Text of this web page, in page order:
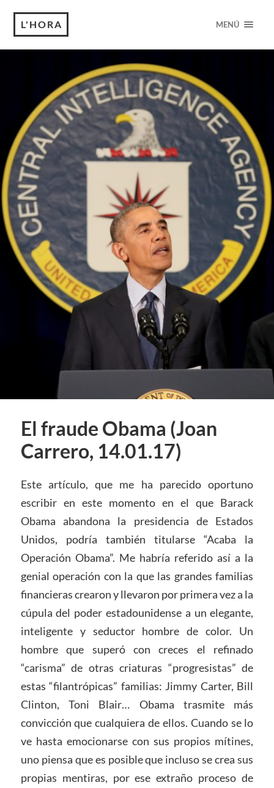
L'HORA MENÚ
El fraude Obama (Joan
Carrero, 14.01.17)
Este artículo, que me ha parecido oportuno
escribir en este momento en el que Barack
Obama abandona la presidencia de Estados
Unidos, podría también titularse “Acaba la
Operación Obama”. Me habría referido así a la
genial operación con la que las grandes familias
financieras crearon y llevaron por primera vez a la
cúpula del poder estadounidense a un elegante,
inteligente y seductor hombre de color. Un
hombre que superó con creces el refinado
“carisma” de otras criaturas “progresistas” de
estas “filantrópicas” familias: Jimmy Carter, Bill
Clinton, Toni Blair… Obama trasmite más
convicción que cualquiera de ellos. Cuando se lo
ve hasta emocionarse con sus propios mítines,
uno piensa que es posible que incluso se crea sus
propias mentiras, por ese extraño proceso de